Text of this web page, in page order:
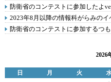
防衛省のコンテストに参加したよ
2023年8月以降の情報科がらみのイ
防衛省のコンテストに参加するつ
2026
日 月 火